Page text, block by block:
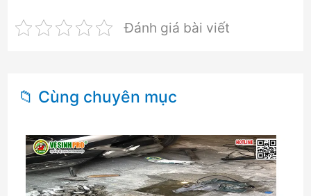
Đánh giá bài viết
📁 Cùng chuyên mục